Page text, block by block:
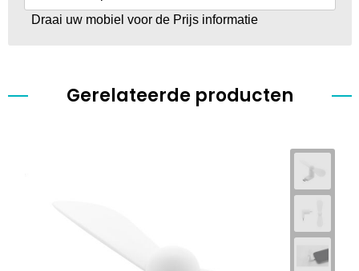
Draai uw mobiel voor de Prijs informatie
Gerelateerde producten